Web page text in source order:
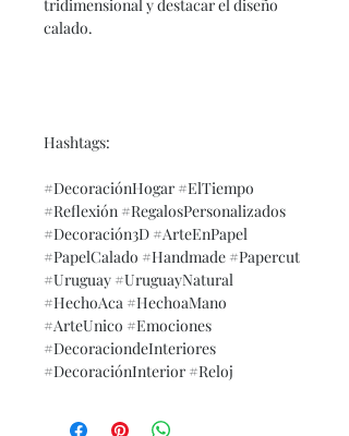
tridimensional y destacar el diseño
calado.
Hashtags:
#DecoraciónHogar #ElTiempo
#Reflexión #RegalosPersonalizados
#Decoración3D #ArteEnPapel
#PapelCalado #Handmade #Papercut
#Uruguay #UruguayNatural
#HechoAca #HechoaMano
#ArteUnico #Emociones
#DecoraciondeInteriores
#DecoraciónInterior #Reloj